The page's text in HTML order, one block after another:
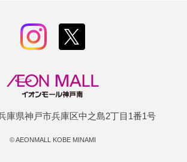
庫県神戸市兵庫区中之島2丁目1番1号
©AEONMALL KOBE MINAMI